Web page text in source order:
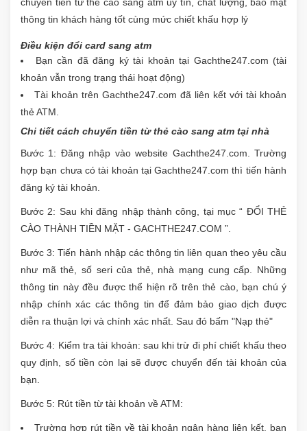
thông tin khách hàng tốt cùng mức chiết khấu hợp lý
Điều kiện đổi card sang atm
Bạn cần đã đăng ký tài khoản tại Gachthe247.com (tài
khoản vẫn trong trạng thái hoạt động)
Tài khoản trên Gachthe247.com đã liên kết với tài khoản
thẻ ATM.
Chi tiết cách chuyển tiền từ thẻ cào sang atm tại nhà
Bước 1: Đăng nhập vào website Gachthe247.com. Trường
hợp bạn chưa có tài khoản tại Gachthe247.com thì tiến hành
đăng ký tài khoản.
Bước 2: Sau khi đăng nhập thành công, tại mục “ ĐỔI THẺ
CÀO THÀNH TIỀN MẶT - GACHTHE247.COM ”.
Bước 3: Tiến hành nhập các thông tin liên quan theo yêu cầu
như mã thẻ, số seri của thẻ, nhà mạng cung cấp. Những
thông tin này đều được thể hiện rõ trên thẻ cào, bạn chú ý
nhập chính xác các thông tin để đảm bảo giao dịch được
diễn ra thuận lợi và chính xác nhất. Sau đó bấm "Nạp thẻ"
Bước 4: Kiểm tra tài khoản: sau khi trừ đi phí chiết khấu theo
quy định, số tiền còn lại sẽ được chuyển đến tài khoản của
bạn.
Bước 5: Rút tiền từ tài khoản về ATM:
Trường hợp rút tiền về tài khoản ngân hàng liên kết, bạn